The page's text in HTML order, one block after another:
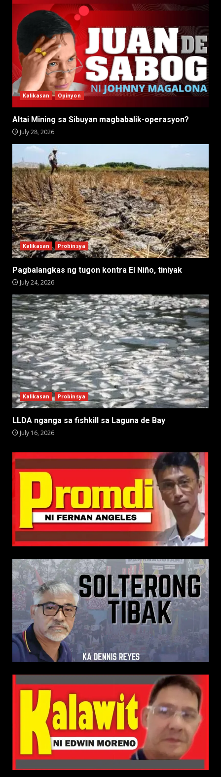
Kalikasan Opinyon
Altai Mining sa Sibuyan magbabalik-operasyon?
July 28, 2026
Kalikasan Probinsya
Pagbalangkas ng tugon kontra El Niño, tiniyak
July 24, 2026
Kalikasan Probinsya
LLDA nganga sa fishkill sa Laguna de Bay
July 16, 2026